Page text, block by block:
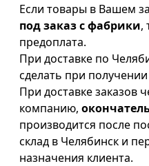
Если товары в Вашем
под заказ с фабрики,
предоплата.
При доставке по
сделать при
При доставке заказов
компанию,
производится после
склад в Челябинск и
назначения клиента.